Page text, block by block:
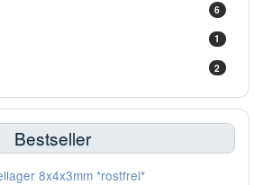
6
1
2
Bestseller